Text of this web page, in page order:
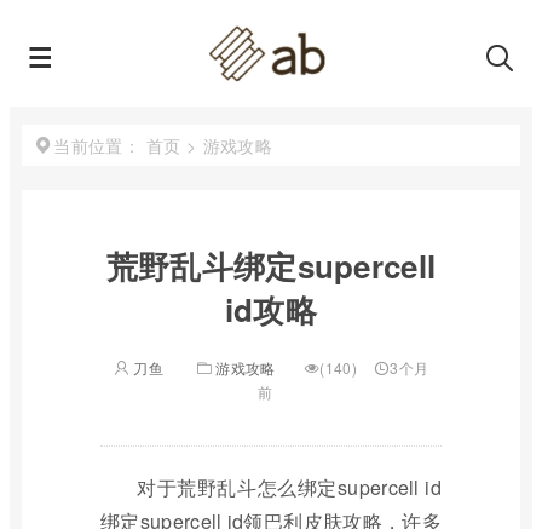
当前位置： 首页 > 游戏攻略
荒野乱斗绑定supercell
id攻略
刀鱼 游戏攻略 (140)
3个月
前
对于荒野乱斗怎么绑定supercell id
绑定supercell id领巴利皮肤攻略，许多